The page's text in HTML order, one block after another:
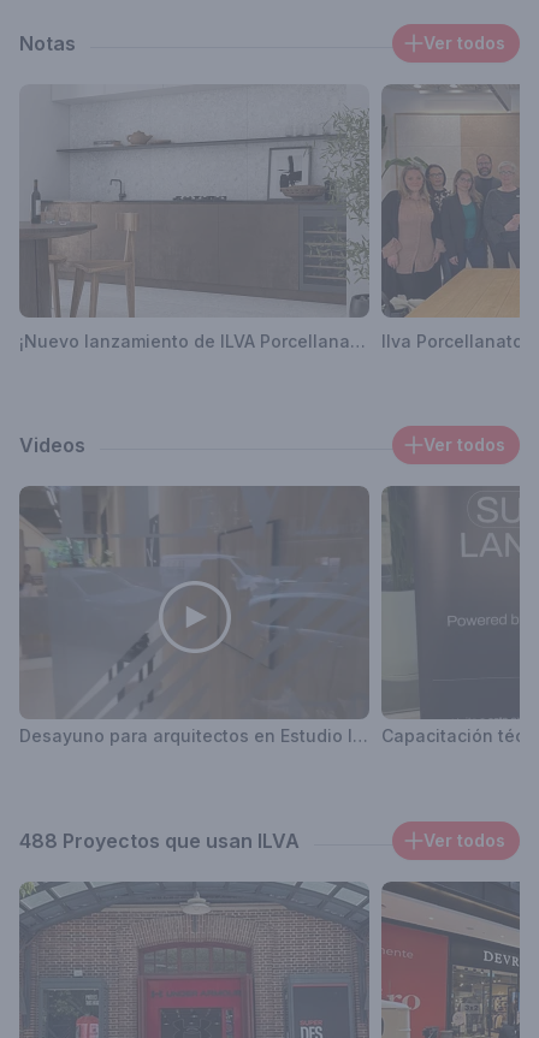
Notas Ver todos
¡Nuevo lanzamiento de ILVA Porcellanato: Ceppo di Gré!
Videos Ver todos
Desayuno para arquitectos en Estudio Ilva Palermo Capacitación
488 Proyectos que usan ILVA Ver todos